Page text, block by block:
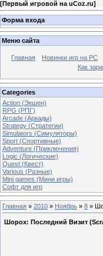
[Первый игровой на uCoz.ru]
Форма входа
Меню сайта
Главная Новинки игр на PC
Как
Categories
Action (Экшен)
RPG (РПГ)
Arcade (Аркады)
Strategy (Стратегии)
Simulators (Симуляторы)
Sport (Спортивные)
Adventure (Приключения)
Logic (Логические)
Quest (Квест)
Various (Разные)
Mini games (Мини игры)
Софт для игр
Главная » 2010 » Ноябрь » 8 »
Шорох: Последний Визит